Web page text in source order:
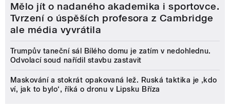
Mělo jít o nadaného akademika i sportovce.
Tvrzení o úspěších profesora z Cambridge
ale média vyvrátila
Trumpův taneční sál Bílého domu je zatím v nedohlednu.
Odvolací soud nařídil stavbu zastavit
Maskování a stokrát opakovaná lež. Ruská taktika je ‚kdo
ví, jak to bylo‘, říká o dronu v Lipsku Bříza